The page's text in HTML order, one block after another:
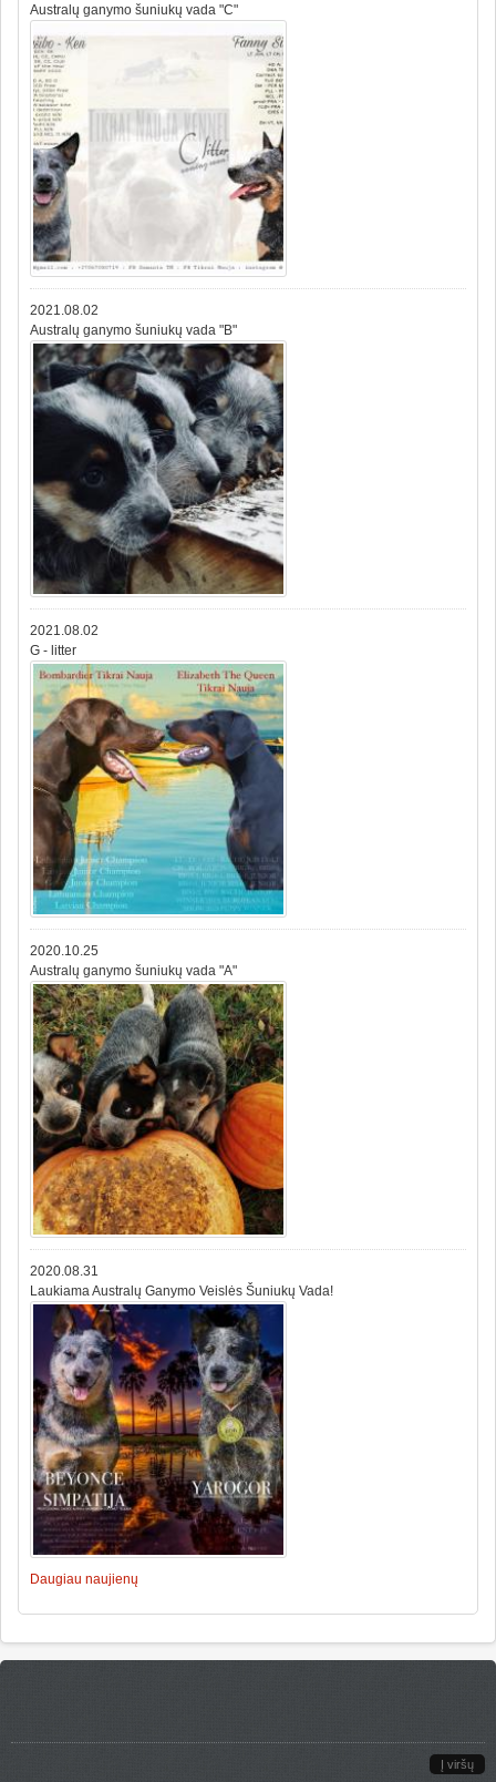
Australų ganymo šuniukų vada "C"
2021.08.02
Australų ganymo šuniukų vada "B"
2021.08.02
G - litter
2020.10.25
Australų ganymo šuniukų vada "A"
2020.08.31
Laukiama Australų Ganymo Veislės Šuniukų Vada!
Daugiau naujienų
Į viršų